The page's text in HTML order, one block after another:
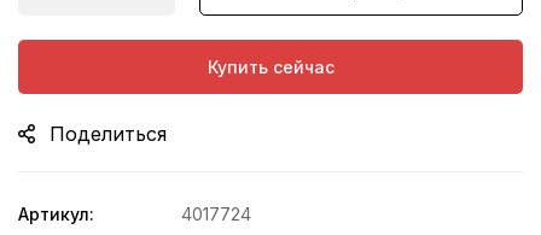
Купить сейчас
Поделиться
Артикул:
4017724